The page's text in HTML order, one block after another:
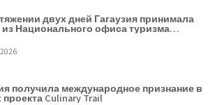
двух дней Гагаузия принимала
из Национального офиса туризма
Молдова
получила международное признание в
проекта Culinary Trail